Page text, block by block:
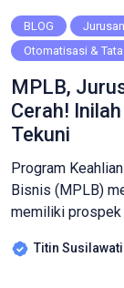
BLOG Jurusan
Otomatisasi &
MPLB,
Cerah!
Tekuni
Program
Bisnis (MPLB)
memiliki prospek
berbagai
Titin Susilawati